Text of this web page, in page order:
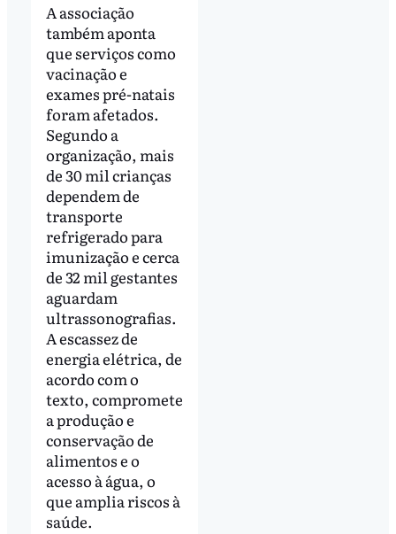
A associação
também aponta
que serviços como
vacinação e
exames pré-natais
foram afetados.
Segundo a
organização, mais
de 30 mil crianças
dependem de
transporte
refrigerado para
imunização e cerca
de 32 mil gestantes
aguardam
ultrassonografias.
A escassez de
energia elétrica, de
acordo com o
texto, compromete
a produção e
conservação de
alimentos e o
acesso à água, o
que amplia riscos à
saúde.